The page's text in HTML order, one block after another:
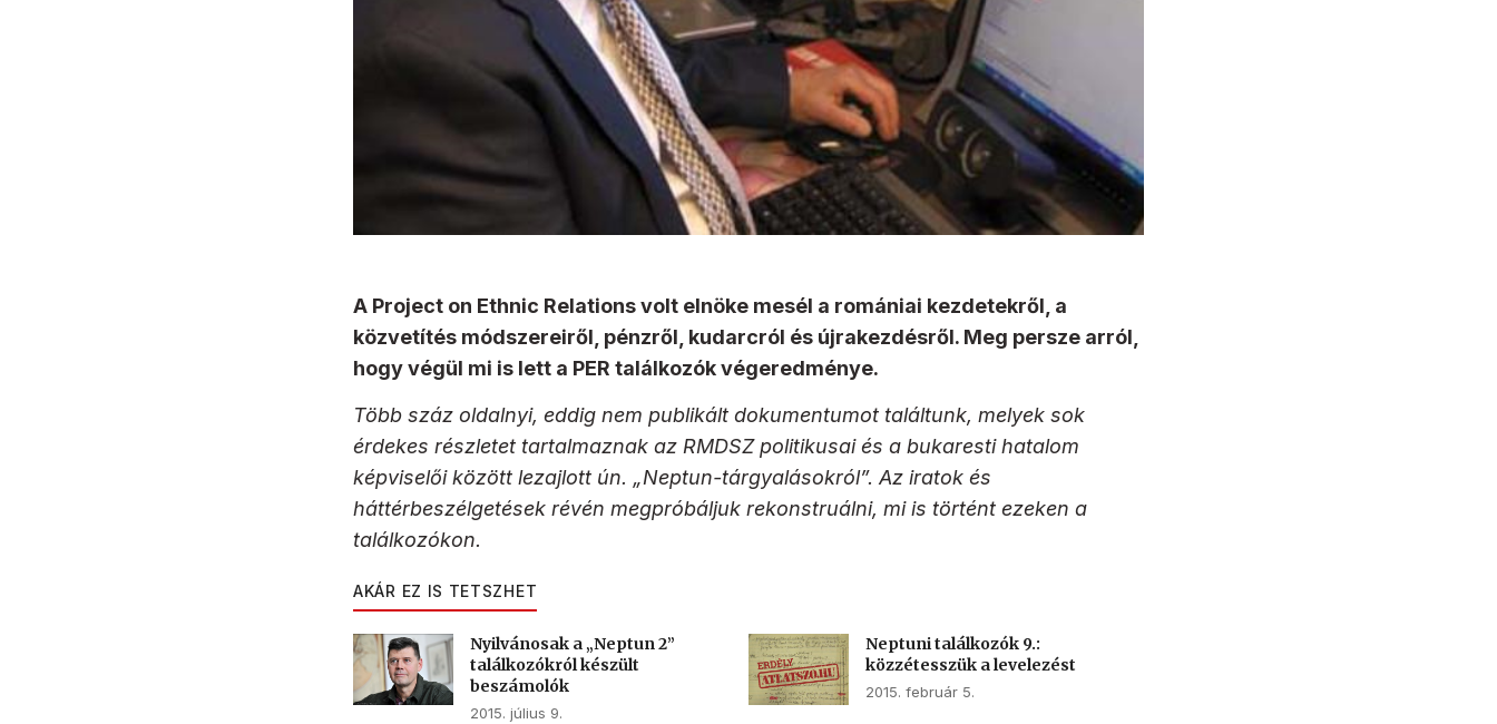
A Project on Ethnic Relations volt elnöke mesél a romániai kezdetekről, a
közvetítés módszereiről, pénzről, kudarcról és újrakezdésről. Meg persze arról,
hogy végül mi is lett a PER találkozók végeredménye.
Több száz oldalnyi, eddig nem publikált dokumentumot találtunk, melyek sok
érdekes részletet tartalmaznak az RMDSZ politikusai és a bukaresti hatalom
képviselői között lezajlott ún. „Neptun-tárgyalásokról”. Az iratok és
háttérbeszélgetések révén megpróbáljuk rekonstruálni, mi is történt ezeken a
találkozókon.
AKÁR EZ IS TETSZHET
Nyilvánosak a „Neptun 2”
találkozókról készült
beszámolók
2015. július 9.
Neptuni találkozók 9.:
közzétesszük a levelezést
2015. február 5.